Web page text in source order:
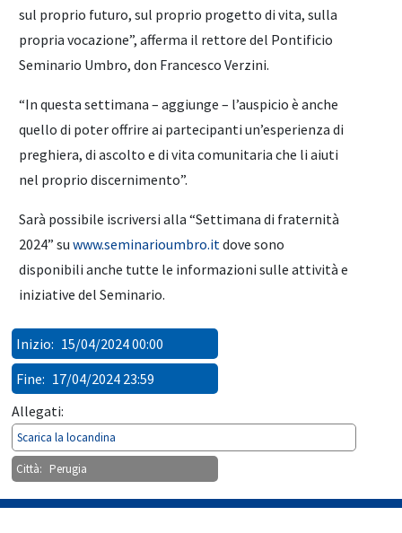
sul proprio futuro, sul proprio progetto di vita, sulla
propria vocazione”, afferma il rettore del Pontificio
Seminario Umbro, don Francesco Verzini.
“In questa settimana – aggiunge – l’auspicio è anche
quello di poter offrire ai partecipanti un’esperienza di
preghiera, di ascolto e di vita comunitaria che li aiuti
nel proprio discernimento”.
Sarà possibile iscriversi alla “Settimana di fraternità
2024” suwww.seminarioumbro.itdove sono
disponibili anche tutte le informazioni sulle attività e
iniziative del Seminario.
Inizio: 15/04/2024 00:00
Fine: 17/04/2024 23:59
Allegati:
Scarica la locandina
Città: Perugia